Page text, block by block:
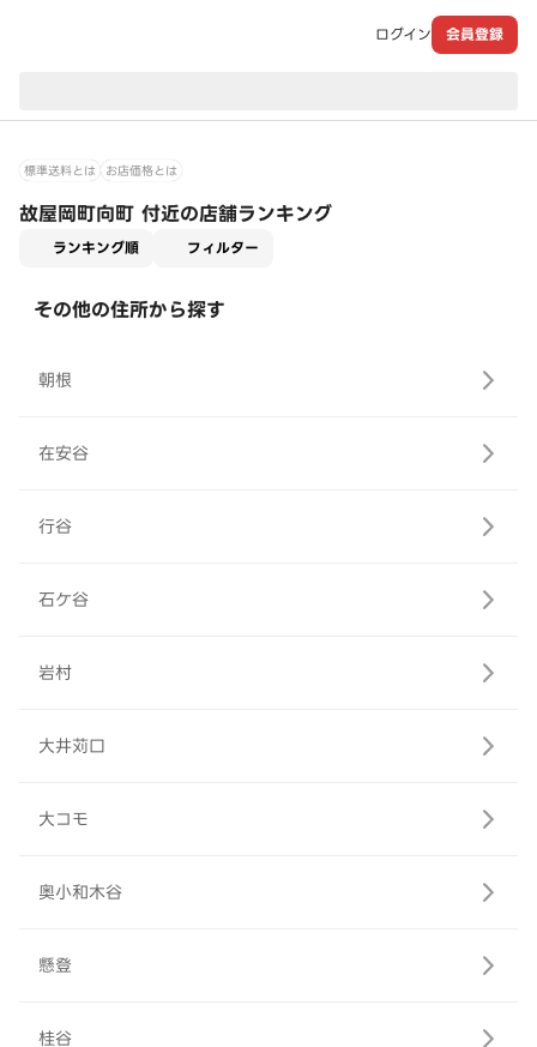
ログイン 会員登録
標準送料とは お店価格とは
故屋岡町向町 付近の店舗ランキング
ランキング順 フィルター
その他の住所から探す
朝根
在安谷
行谷
石ケ谷
岩村
大井苅口
大コモ
奥小和木谷
懸登
桂谷